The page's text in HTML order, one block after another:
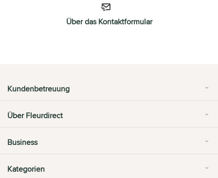
Über das Kontaktformular
Kundenbetreuung
Über Fleurdirect
Business
Kategorien